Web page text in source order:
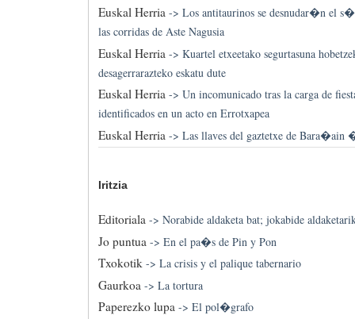
Euskal Herria-> Los antitaurinos se desnudar�n el
las corridas de Aste Nagusia
Euskal Herria-> Kuartel etxeetako segurtasuna
desagerrarazteko eskatu dute
Euskal Herria-> Un incomunicado tras la carga de
identificados en un acto en Errotxapea
Euskal Herria -> Las llaves del gaztetxe de
Iritzia
Editoriala-> Norabide aldaketa bat; jokabide
Jo puntua-> En el pa�s de Pin y Pon
Txokotik-> La crisis y el palique tabernario
Gaurkoa -> La tortura
Paperezko lupa-> El pol�grafo